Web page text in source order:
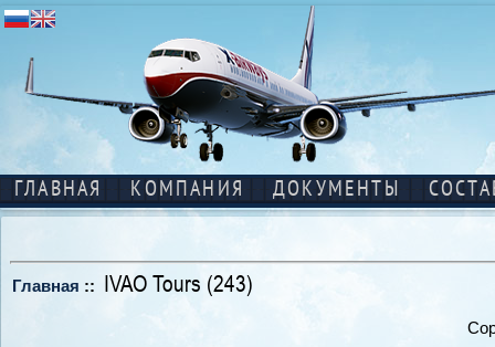
ГЛАВНАЯ КОМПАНИЯ ДОКУМЕНТЫ
Главная :: IVAO Tours (243)